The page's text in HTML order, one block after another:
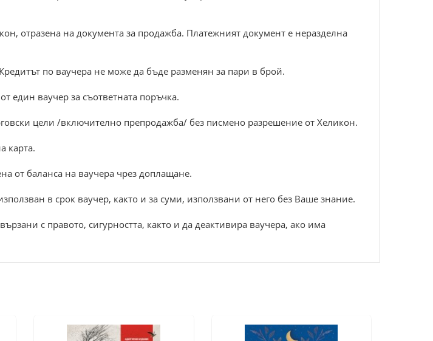
отразена на документа за продажба. Платежният документ е неразделна
по ваучера не може да бъде разменян за пари в брой.
един ваучер за съответната поръчка.
цели /включително препродажба/ без писмено разрешение от Хеликон.
карта.
от баланса на ваучера чрез доплащане.
в срок ваучер, както и за суми, използвани от него без Ваше знание.
с правото, сигурността, както и да деактивира ваучера, ако има